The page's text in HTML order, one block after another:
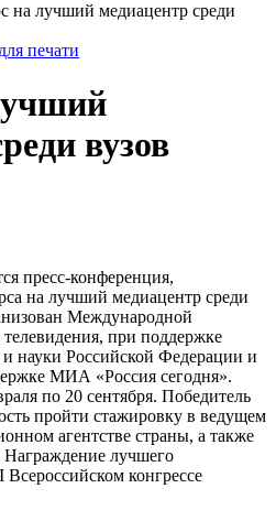
на лучший медиацентр среди
печати
вузов
пресс-конференция,
на лучший медиацентр среди
Международной
телевидения, при поддержке
науки Российской Федерации и
МИА «Россия сегодня».
по 20 сентября. Победитель
пройти стажировку в ведущем
агентстве страны, а также
лучшего
Всероссийском конгрессе